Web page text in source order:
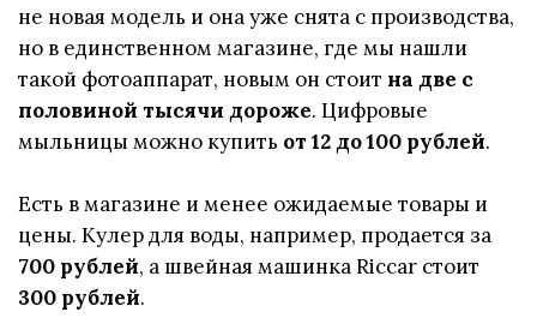
не новая модель и она уже снята с производства,
но в единственном магазине, где мы нашли
такой фотоаппарат, новым он стоит на две с
половиной тысячи дороже. Цифровые
мыльницы можно купить от 12 до 100 рублей.
Есть в магазине и менее ожидаемые товары и
цены. Кулер для воды, например, продается за
700 рублей, а швейная машинка Riccar стоит
300 рублей.